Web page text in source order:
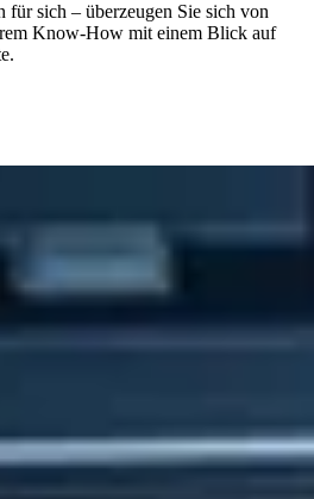
für sich – überzeugen Sie sich von
Know-How mit einem Blick auf